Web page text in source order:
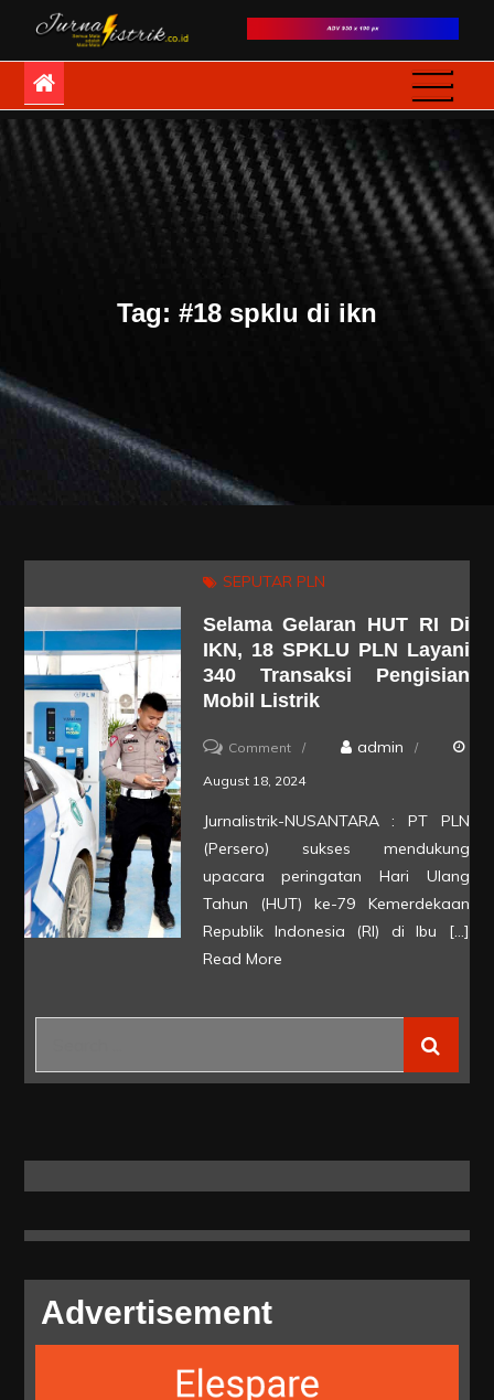
contentJurnaListrik
Semua Mata adalah
Mata-Mata
Tag: #18 spklu di ikn
SEPUTAR PLN
Selama Gelaran HUT RI Di
IKN, 18 SPKLU PLN Layani
340 Transaksi Pengisian
Mobil Listrik
Commenton
Selama
di
IKN,
PLN
340
admin
August 18, 2024
Jurnalistrik-NUSANTARA : PT PLN
(Persero) sukses mendukung
upacara peringatan Hari Ulang
Tahun (HUT) ke-79 Kemerdekaan
Republik Indonesia (RI) di Ibu […]
Read More
Advertisement